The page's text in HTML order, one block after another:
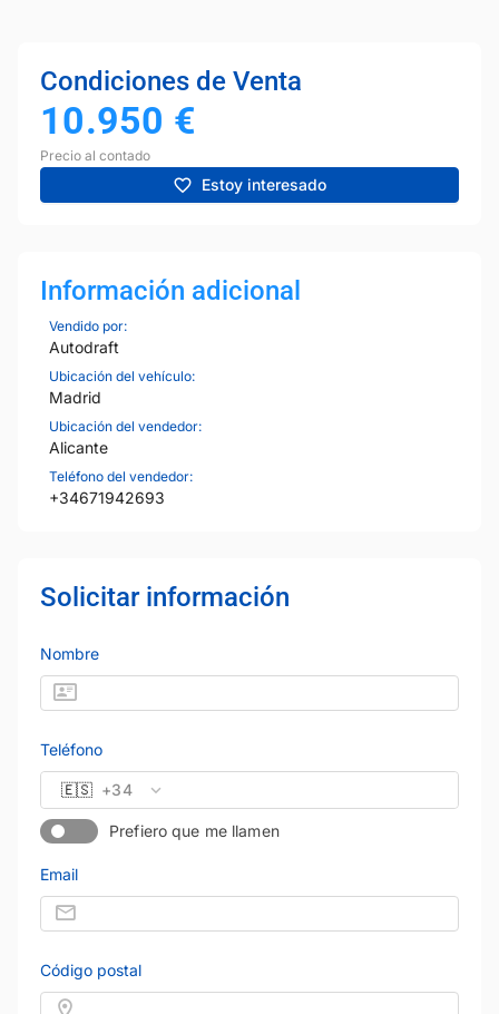
Condiciones de Venta
10.950 €
Precio al contado
Estoy interesado
Información adicional
Vendido por:
Autodraft
Ubicación del vehículo:
Madrid
Ubicación del vendedor:
Alicante
Teléfono del vendedor:
+34671942693
Solicitar información
Nombre
Teléfono
🇪🇸 +34
Prefiero que me llamen
Email
Código postal